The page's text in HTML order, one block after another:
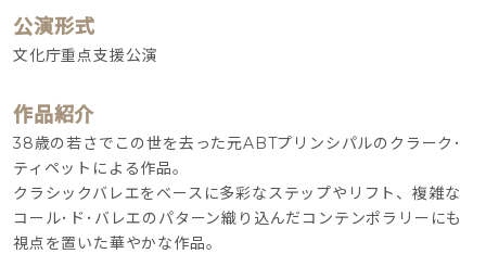
公演形式
文化庁重点支援公演
作品紹介
38歳の若さでこの世を去った元ABTプリンシパルのクラーク･
ティペットによる作品。
クラシックバレエをベースに多彩なステップやリフト、複雑な
コール･ド･バレエのパターン織り込んだコンテンポラリーにも
視点を置いた華やかな作品。